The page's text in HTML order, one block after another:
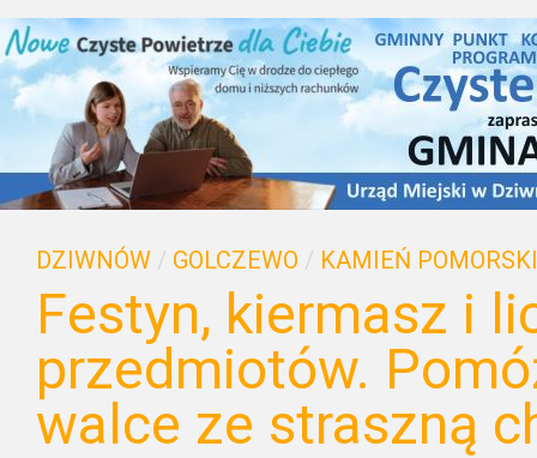
DZIWNÓW / GOLCZEWO / KAMIEŃ POMORSKI
Festyn, kiermasz i
przedmiotów.
walce ze straszną